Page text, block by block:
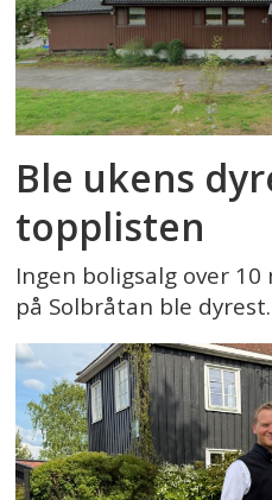
Ble ukens
topplisten
Ingen boligsalg over
på Solbråtan ble dyrest.